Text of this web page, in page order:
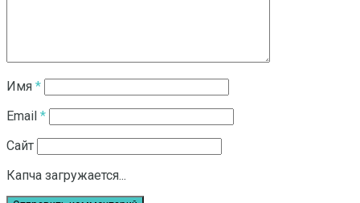
Имя *
Email *
Сайт
Капча загружается...